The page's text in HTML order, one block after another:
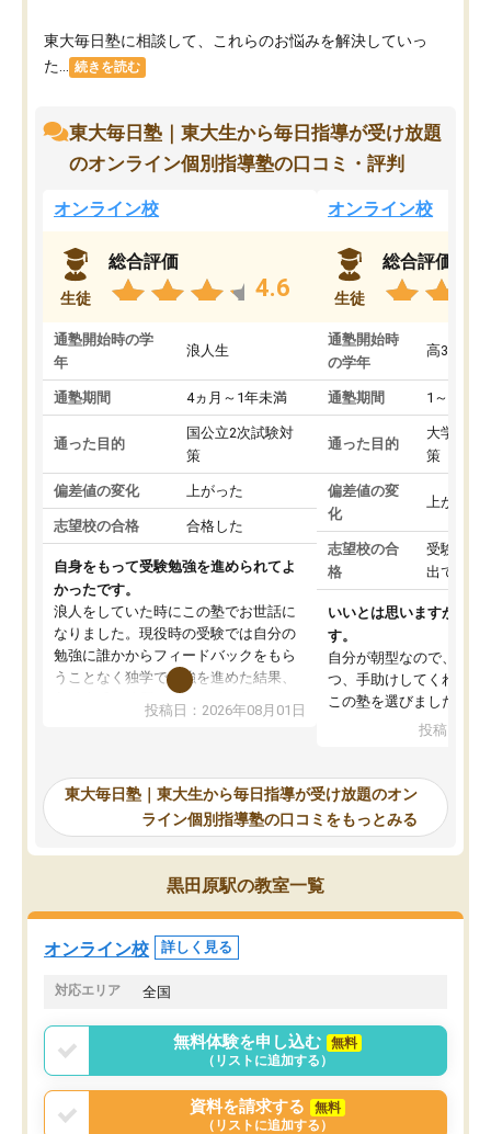
東大毎日塾に相談して、これらのお悩みを解決していっ
た...
続きを読む
東大毎日塾｜東大生から毎日指導が受け放題
のオンライン個別指導塾の口コミ・評判
オンライン校
生徒
総合評価
4.6
通塾開始時の学
年
浪人生
通塾期間 4ヵ月～1年未満
通った目的
国公立2次試験対
策
偏差値の変化 上がった
志望校の合格 合格した
自身をもって受験勉強を進められてよ
かったです。
浪人をしていた時にこの塾でお世話に
なりました。現役時の受験では自分の
勉強に誰かからフィードバックをもら
うことなく独学で勉強を進めた結果、
入試本番に地歴の学習が間に合わず不
合格となってしまいました。その経験
東大毎日塾にたどり着きました。学習
の長期計画や日々の勉強のやり方につ
いて客観的なアドバイスをいただけた
ので、自信をもって受験勉強を進める
ことができました。自分のように勉強
のやり方や進捗管理で苦労している方
には特におすすめしたい塾です。
投稿日：2026年08月01日
オンライン校
生徒
総合評価
通塾開始時
の学年
高3
通塾期間 1～3ヵ月
通った目的
大学入学
策
偏差値の変
化
上がった
志望校の合
格
受験して
出ていな
いいとは思いますが、料
す。
自分が朝型なので、自習
つ、手助けしてくれる設
この塾を選びました。
投稿日：
東大毎日塾｜東大生から毎日指導が受け放題のオン
ライン個別指導塾の口コミをもっとみる
黒田原駅の教室一覧
オンライン校 詳しく見る
対応エリア 全国
無料体験を申し込む
無料
（リストに追加する）
資料を請求する
無料
（リストに追加する）